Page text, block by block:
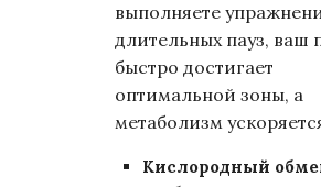
выполняете
длительных пауз, ваш
быстро достигает
оптимальной зоны, а
метаболизм
Кислородный